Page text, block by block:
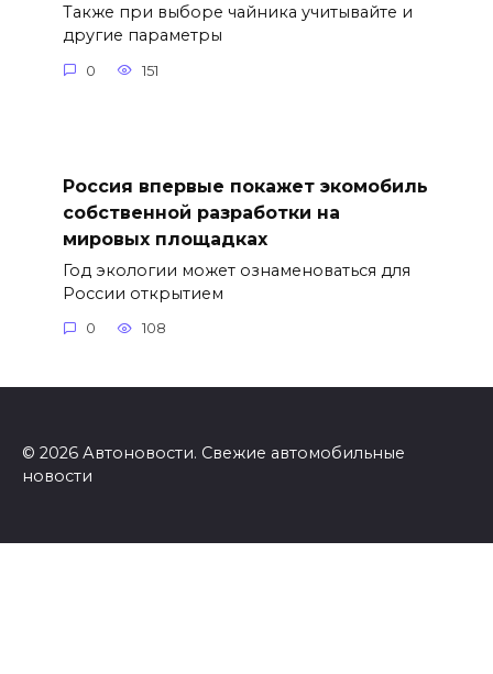
Также при выборе чайника учитывайте и
другие параметры
0 151
Россия впервые покажет экомобиль
собственной разработки на
мировых площадках
Год экологии может ознаменоваться для
России открытием
0 108
© 2026 Автоновости. Свежие автомобильные
новости